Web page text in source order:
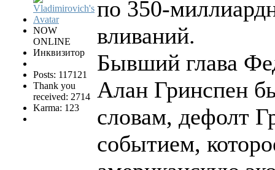
NOW
ONLINE
Инквизитор
Posts: 117121
Thank you
received: 2714
Karma: 123
по 350-
вливаний.
Бывший глава
Алан Гринспен
словам, дефолт
событием,